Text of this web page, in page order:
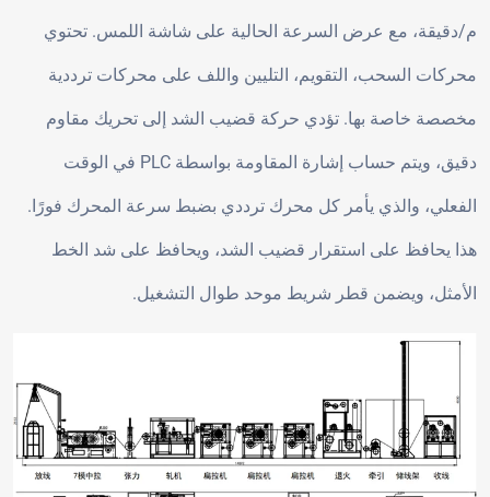
م/دقيقة، مع عرض السرعة الحالية على شاشة اللمس. تحتوي
محركات السحب، التقويم، التليين واللف على محركات ترددية
مخصصة خاصة بها. تؤدي حركة قضيب الشد إلى تحريك مقاوم
دقيق، ويتم حساب إشارة المقاومة بواسطة PLC في الوقت
الفعلي، والذي يأمر كل محرك ترددي بضبط سرعة المحرك فورًا.
هذا يحافظ على استقرار قضيب الشد، ويحافظ على شد الخط
الأمثل، ويضمن قطر شريط موحد طوال التشغيل.